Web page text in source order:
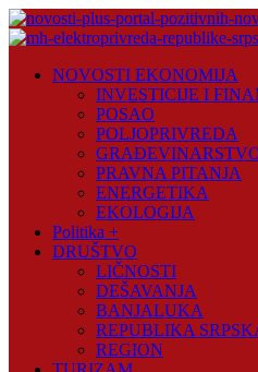
Skip
to
Plus
NOVOSTI EKONOMIJA
INVESTICIJE I
POSAO
POLJOPRIVREDA
PRAVNA PITANJA
ENERGETIKA
EKOLOGIJA
Politika +
DRUŠTVO
LIČNOSTI
DEŠAVANJA
BANJALUKA
REPUBLIKA
REGION